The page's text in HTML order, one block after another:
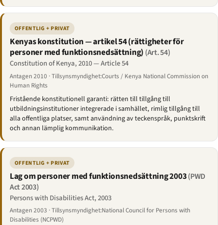
OFFENTLIG + PRIVAT
Kenyas konstitution — artikel 54 (rättigheter för
personer med funktionsnedsättning) (Art. 54)
Constitution of Kenya, 2010 — Article 54
Antagen 2010 · Tillsynsmyndighet:Courts / Kenya National Commission on
Human Rights
Fristående konstitutionell garanti: rätten till tillgång till
utbildningsinstitutioner integrerade i samhället, rimlig tillgång till
alla offentliga platser, samt användning av teckenspråk, punktskrift
och annan lämplig kommunikation.
OFFENTLIG + PRIVAT
Lag om personer med funktionsnedsättning 2003(PWD
Act 2003)
Persons with Disabilities Act, 2003
Antagen 2003 · Tillsynsmyndighet:National Council for Persons with
Disabilities (NCPWD)